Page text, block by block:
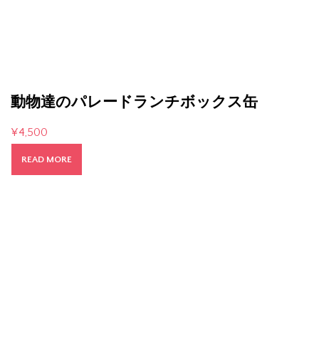
動物達のパレードランチボックス缶
¥4,500
READ MORE